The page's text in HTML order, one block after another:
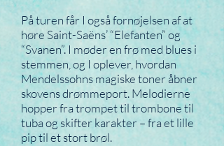
På turen får I også fornøjelsen af at
høre Saint-Saëns’ “Elefanten” og
“Svanen”. I møder en frø med blues i
stemmen, og I oplever, hvordan
Mendelssohns magiske toner åbner
skovens drømmeport. Melodierne
hopper fra trompet til trombone til
tuba og skifter karakter – fra et lille
pip til et stort brøl.